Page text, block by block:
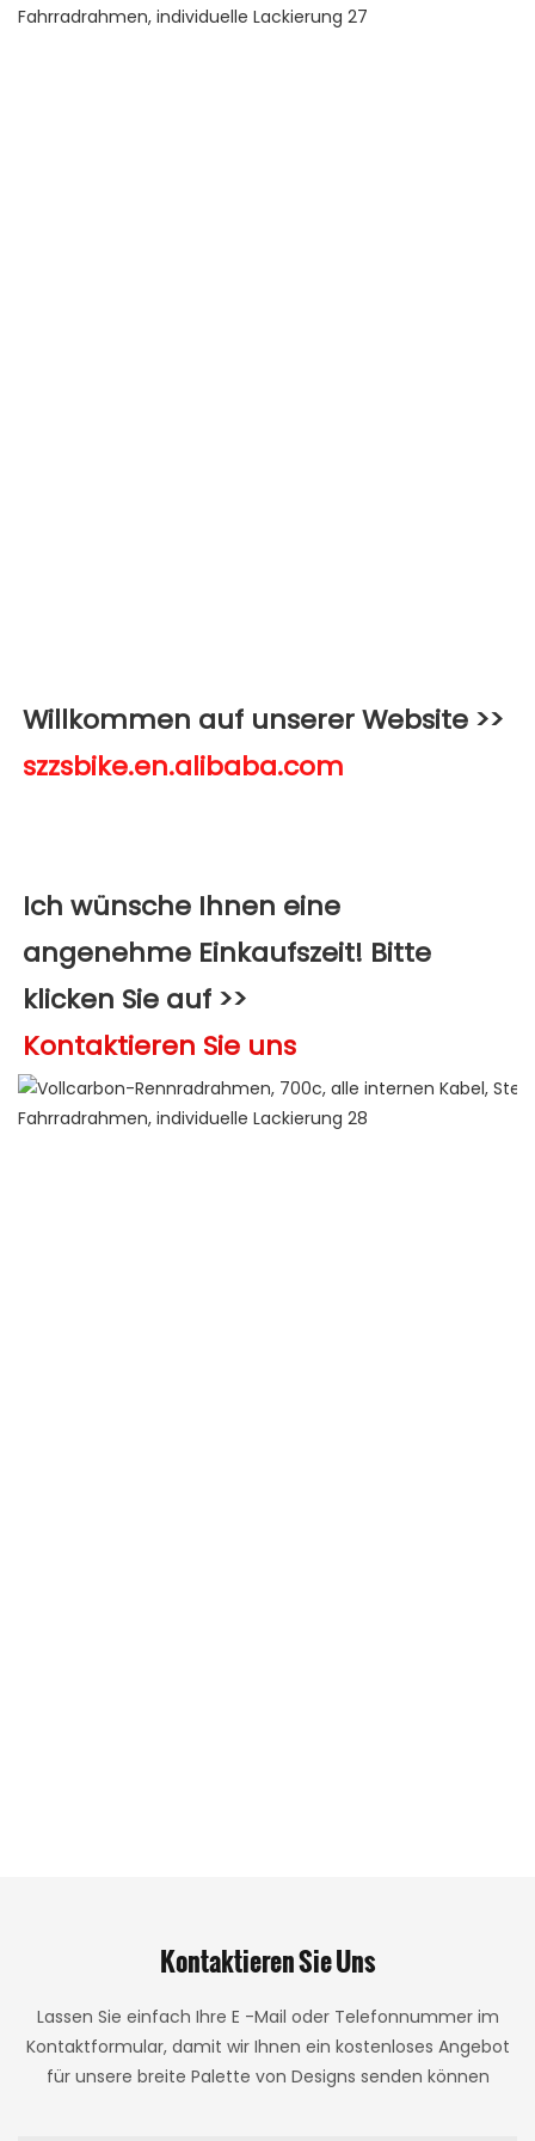
Willkommen auf unserer Website >>
Ich wünsche Ihnen eine
angenehme Einkaufszeit! Bitte
klicken Sie auf >>
Kontaktieren Sie Uns
Lassen Sie einfach Ihre E -Mail oder Telefonnummer im
Kontaktformular, damit wir Ihnen ein kostenloses Angebot
für unsere breite Palette von Designs senden können